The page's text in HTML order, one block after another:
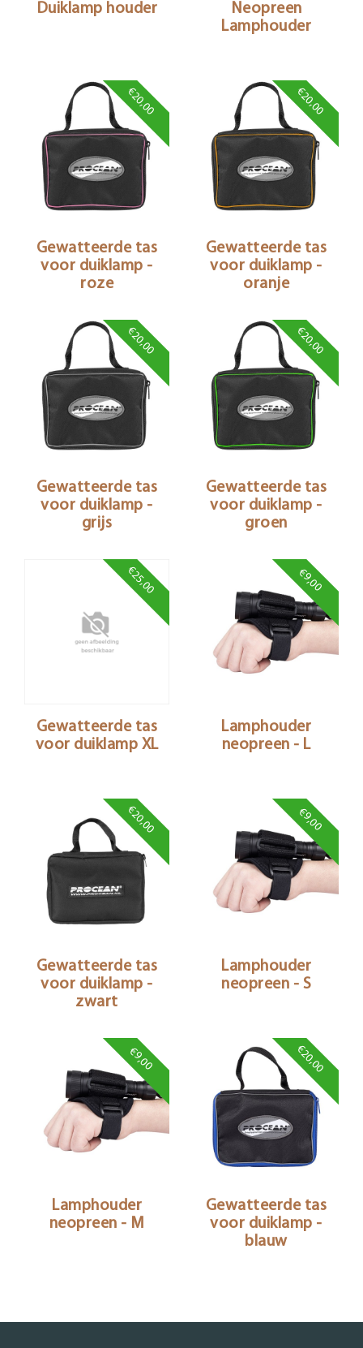
Duiklamp houder
Neopreen
Lamphouder
€20,00
Gewatteerde tas
voor duiklamp -
roze
€20,00
Gewatteerde tas
voor duiklamp -
oranje
€20,00
Gewatteerde tas
voor duiklamp -
grijs
€20,00
Gewatteerde tas
voor duiklamp -
groen
€25,00
Gewatteerde tas
voor duiklamp XL
€9,00
Lamphouder
neopreen - L
€20,00
Gewatteerde tas
voor duiklamp -
zwart
€9,00
Lamphouder
neopreen - S
€9,00
Lamphouder
neopreen - M
€20,00
Gewatteerde tas
voor duiklamp -
blauw